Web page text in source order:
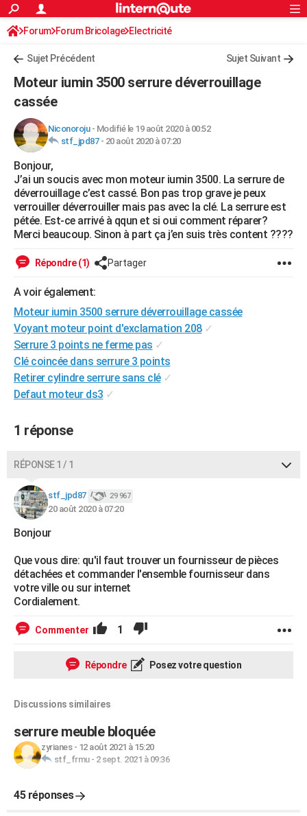
ACTUALITÉS
Politique
Société
Faits Divers
Education
Monde
Villes
+
Programme TV
Streaming
Sorties cinéma
FINANCE
Retraite
Impôts
Epargne
Immobilier
Risques naturels par ville
Banque
Assurance
Crédit
AUTO
Essais
Réserver un essai
Citadines
Berlines
SUV
Forum auto
HIGH-TECH
Mobiles
Meilleur smartphone
Internet
Ordinateurs
Jeux vidéo
Guide high-tech
+BRICOLAGE
Forum
Aménagement intérieur
Extérieur
Cuisine
Salle de bains
Jardinage
Rangement
WEEK-END
Guides de France
Escapades
Patrimoine
Expositions
Musées
Week-end nature
+LIFESTYLE
Art de vivre
Bien-être
Loisirs
Mode
Modes de vie
SANTE
Alimentation
Guide de la santé
Maladies
Médicaments
Sommeil
VOYAGE
PHOTO
GUIDES D'ACHAT
BONS PLANS
Carte de Noël
Carte Bonne année
Carte Saint-Valentin
Carte Pâques
Carte d'anniversaire
DICTIONNAIRE
Dictionnaire
Biographies
Citations
Expressions
Proverbes
PROGRAMME TV
COPAINS D'AVANT
S'inscrire
Se connecter
Lycées
Collèges
Primaires
Universités
Entreprises
Service militaire
Avis de recherche
AVIS DE DÉCÈS
Bricolage
Lifestyle
Culture
Sport
Auto
Television
Voyage
Cinema
S'inscrire
Connexion
Forum Forum Bricolage Electricité
Sujet Précédent Sujet Suivant
Moteur iumin 3500 serrure déverrouillage
cassée
Niconoroju- Modifié le 19 août 2020 à 00:52
stf_jpd87- 20 août 2020 à 07:20
Bonjour,
J’ai un soucis avec mon moteur iumin 3500. La serrure de
déverrouillage c’est cassé. Bon pas trop grave je peux
verrouiller déverrouiller mais pas avec la clé. La serrure est
pétée. Est-ce arrivé à qqun et si oui comment réparer?
Merci beaucoup. Sinon à part ça j’en suis très content ????
Répondre (1) Partager
A voir également:
Moteur iumin 3500 serrure déverrouillage cassée
Voyant moteur point d'exclamation 208 ✓
Serrure 3 points ne ferme pas ✓
Clé coincée dans serrure 3 points
Retirer cylindre serrure sans clé ✓
Defaut moteur ds3 ✓
1 réponse
RÉPONSE 1 / 1
stf_jpd87 29 967
20 août 2020 à 07:20
Bonjour
Que vous dire: qu'il faut trouver un fournisseur de pièces
détachées et commander l'ensemble fournisseur dans
votre ville ou sur internet
Cordialement.
Commenter 1
Répondre Posez votre question
Discussions similaires
serrure meuble bloquée
zyrianes- 12 août 2021 à 15:20
stf_frmu- 2 sept. 2021 à 09:36
45 réponses